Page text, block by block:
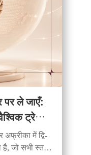
पर ले जाएँ:
ट्रेडिंग
में द्वि-
है, जो सभी स्तरों